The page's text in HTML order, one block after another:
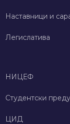
Наставници и
Легислатива
НИЦЕФ
Студентски
ЦИД